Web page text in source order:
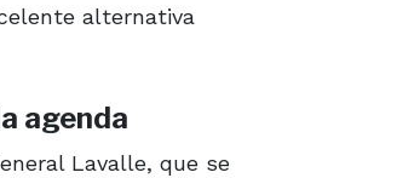
alternativa
agenda
Lavalle, que se